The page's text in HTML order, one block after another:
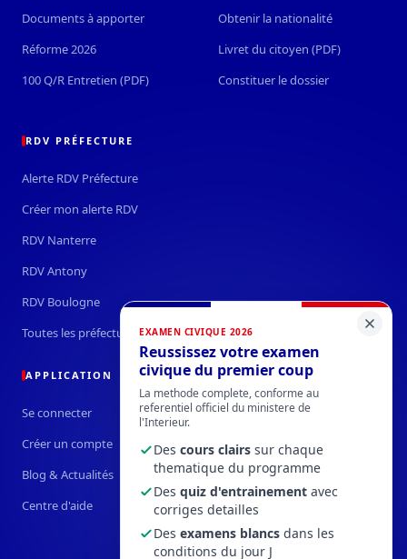
EXAMEN CIVIQUE 2026
Reussissez votre examen
civique du premier coup
La methode complete, conforme au
referentiel officiel du ministere de
l'Interieur.
Des cours clairs sur chaque
thematique du programme
Des quiz d'entrainement avec
corriges detailles
Des examens blancs dans les
conditions du jour J
Documents à apporter
Réforme 2026
100 Q/R Entretien (PDF)
Obtenir la nationalité
Livret du citoyen (PDF)
Constituer le dossier
RDV PRÉFECTURE
Alerte RDV Préfecture
Créer mon alerte RDV
RDV Nanterre
RDV Antony
RDV Boulogne
Toutes les préfectures →
APPLICATION
Se connecter
Créer un compte
Blog & Actualités
Centre d'aide